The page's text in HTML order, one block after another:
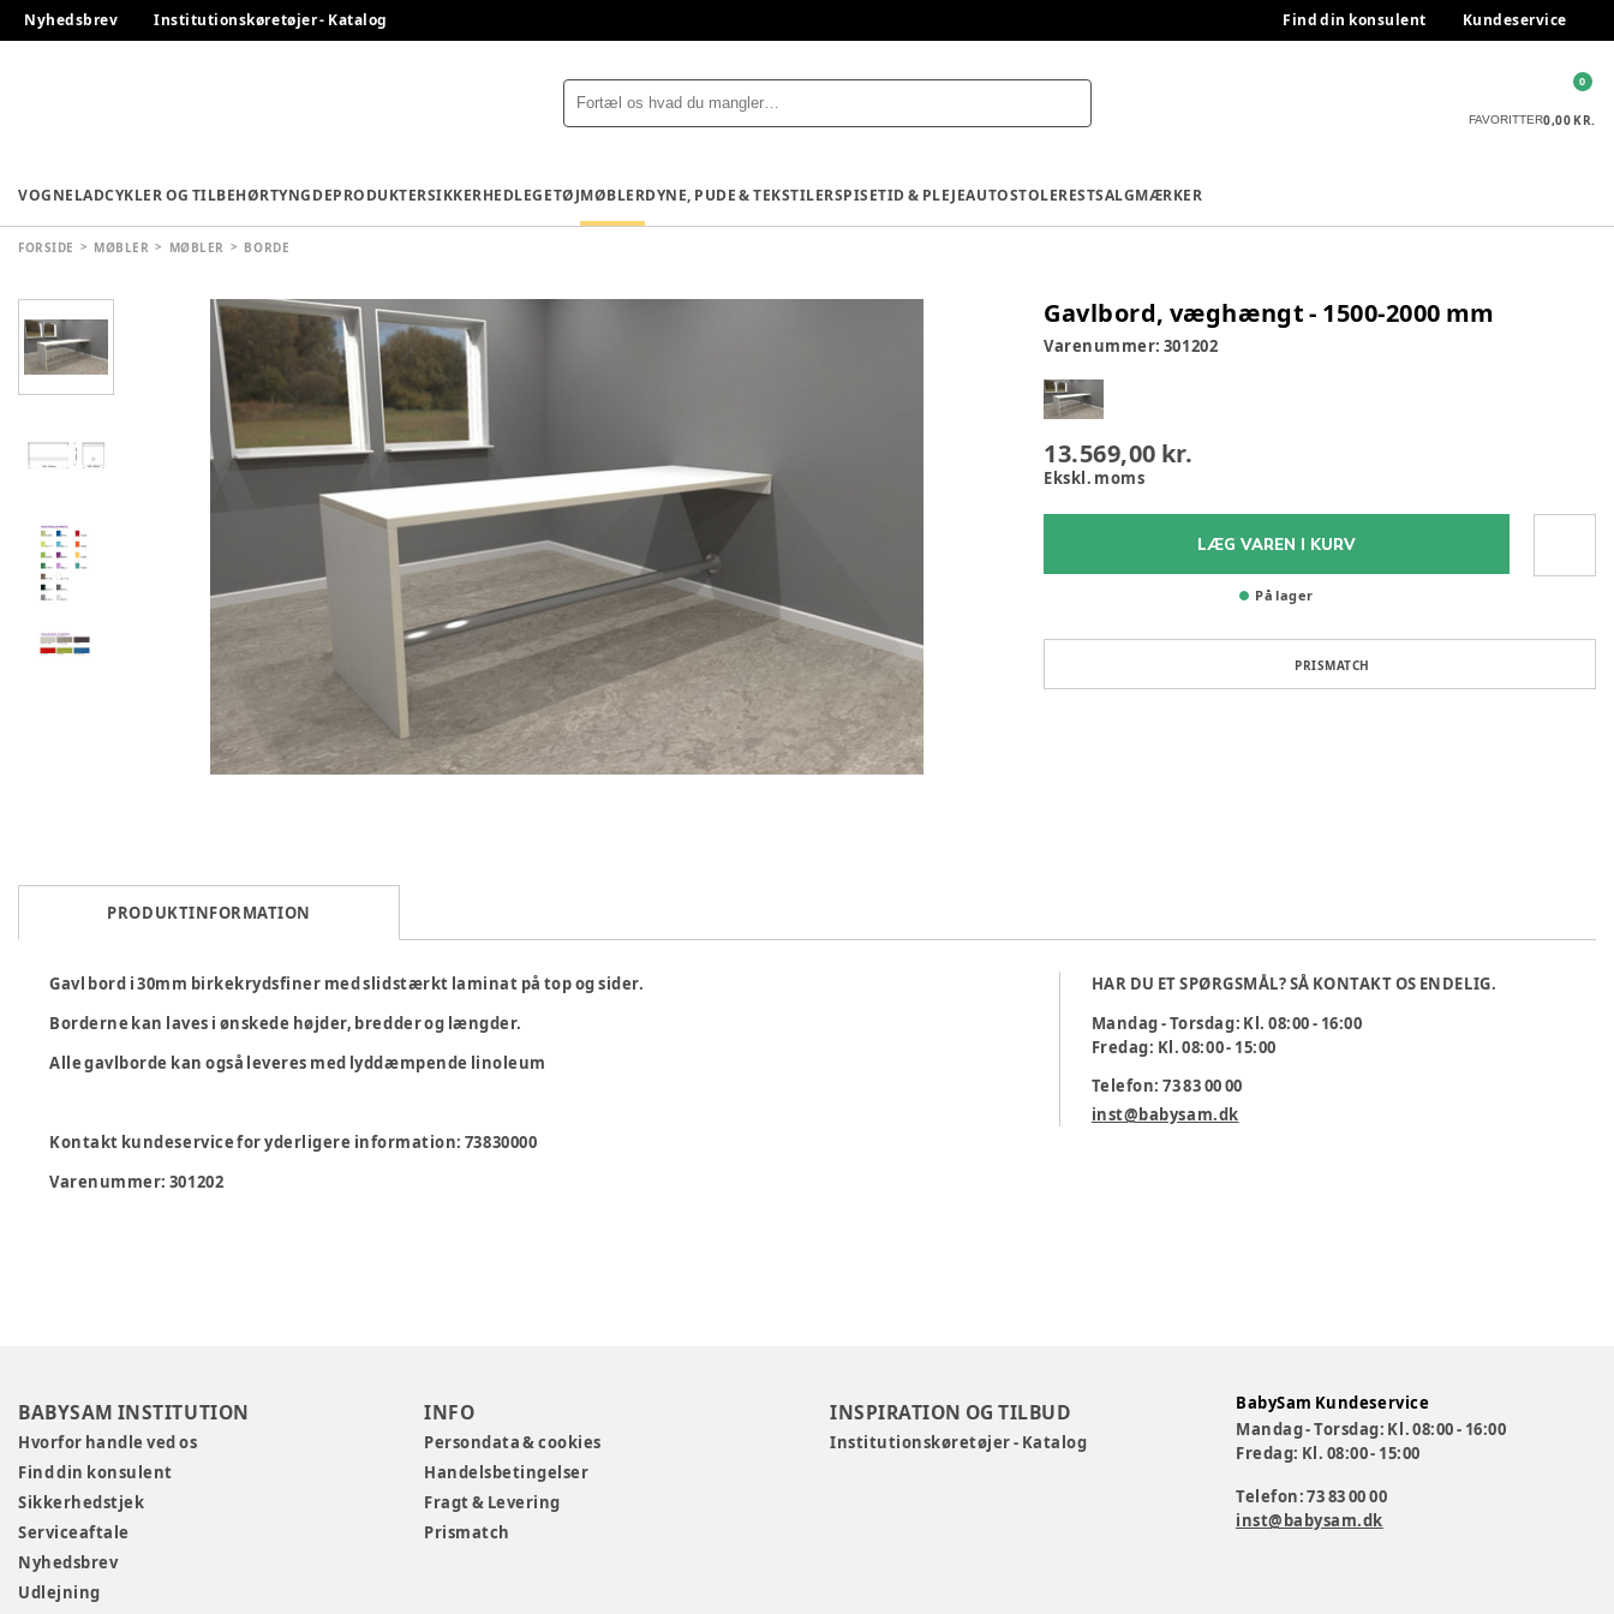
Nyhedsbrev Institutionskøretøjer - Katalog Find din konsulent Kundeservice
FAVORITTER0,00 KR.
0
VOGNELADCYKLER OG TILBEHØRTYNGDEPRODUKTERSIKKERHEDLEGETØJMØBLERDYNE, PUDE & TEKSTILERSPISETID & PLEJEAUTOSTOLERESTSALGMÆRKER
FORSIDE MØBLER MØBLER BORDE
Gavlbord, væghængt - 1500-2000 mm
Varenummer: 301202
13.569,00 kr.
Ekskl. moms
LÆG VAREN I KURV
På lager
PRISMATCH
PRODUKTINFORMATION
Gavl bord i 30mm birkekrydsfiner med slidstærkt laminat på top og sider.
Borderne kan laves i ønskede højder, bredder og længder.
Alle gavlborde kan også leveres med lyddæmpende linoleum
Kontakt kundeservice for yderligere information: 73830000
Varenummer: 301202
HAR DU ET SPØRGSMÅL? SÅ KONTAKT OS ENDELIG.
Mandag - Torsdag: Kl. 08:00 - 16:00
Fredag: Kl. 08:00 - 15:00
Telefon: 73 83 00 00
inst@babysam.dk
BABYSAM INSTITUTION
Hvorfor handle ved os
Find din konsulent
Sikkerhedstjek
Serviceaftale
Nyhedsbrev
Udlejning
INFO
Persondata & cookies
Handelsbetingelser
Fragt & Levering
Prismatch
INSPIRATION OG TILBUD
Institutionskøretøjer - Katalog
BabySam Kundeservice
Mandag - Torsdag: Kl. 08:00 - 16:00
Fredag: Kl. 08:00 - 15:00
Telefon: 73 83 00 00
inst@babysam.dk